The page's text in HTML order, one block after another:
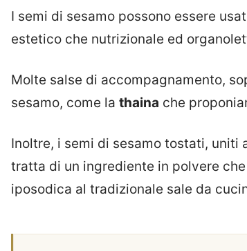
I semi di sesamo possono essere
estetico che nutrizionale ed
Molte salse di accompagnamento,
sesamo, come la thaina che
Inoltre, i semi di sesamo tostati, uniti
tratta di un ingrediente in polvere
iposodica al tradizionale sale da